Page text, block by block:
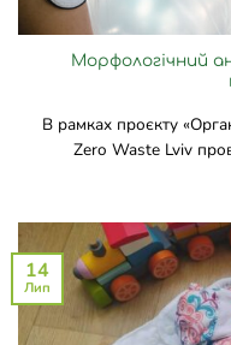
Морфологічний
В рамках проєкту
Zero Waste Lviv
14
Лип